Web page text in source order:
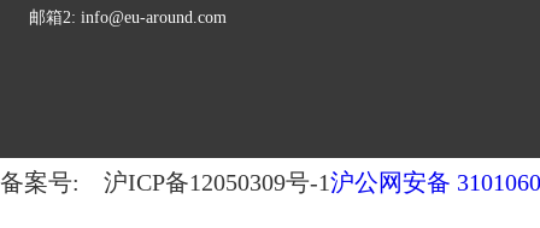
邮箱2: info@eu-around.com
沪公网安备
备案号: 沪ICP备12050309号-1